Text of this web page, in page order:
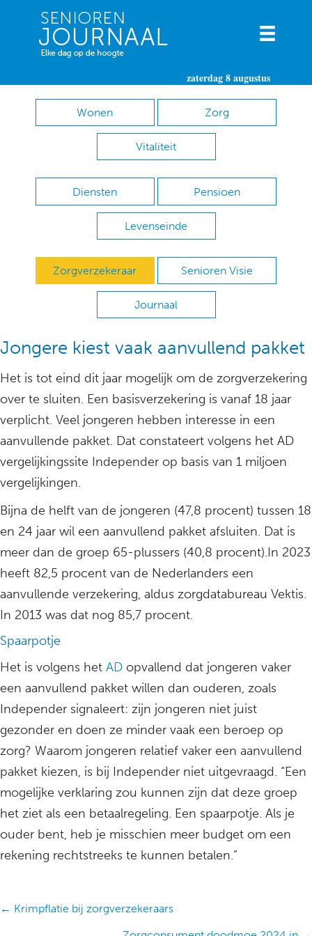
zaterdag 8 augustus
Wonen Zorg
Vitaliteit
Diensten Pensioen
Levenseinde
Zorgverzekeraar Senioren Visie
Journaal
Jongere kiest vaak aanvullend pakket
Het is tot eind dit jaar mogelijk om de zorgverzekering
over te sluiten. Een basisverzekering is vanaf 18 jaar
verplicht. Veel jongeren hebben interesse in een
aanvullende pakket. Dat constateert volgens het AD
vergelijkingssite Independer op basis van 1 miljoen
vergelijkingen.
Bijna de helft van de jongeren (47,8 procent) tussen 18
en 24 jaar wil een aanvullend pakket afsluiten. Dat is
meer dan de groep 65-plussers (40,8 procent).In 2023
heeft 82,5 procent van de Nederlanders een
aanvullende verzekering, aldus zorgdatabureau Vektis.
In 2013 was dat nog 85,7 procent.
Spaarpotje
Het is volgens het AD opvallend dat jongeren vaker
een aanvullend pakket willen dan ouderen, zoals
Independer signaleert: zijn jongeren niet juist
gezonder en doen ze minder vaak een beroep op
zorg? Waarom jongeren relatief vaker een aanvullend
pakket kiezen, is bij Independer niet uitgevraagd. “Een
mogelijke verklaring zou kunnen zijn dat deze groep
het ziet als een betaalregeling. Een spaarpotje. Als je
ouder bent, heb je misschien meer budget om een
rekening rechtstreeks te kunnen betalen.”
Posts
← Krimpflatie bij zorgverzekeraars